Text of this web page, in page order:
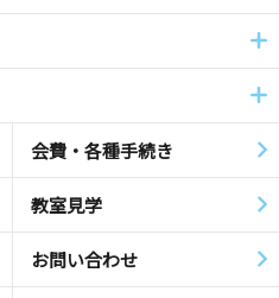
会費・各種手続き
教室見学
お問い合わせ